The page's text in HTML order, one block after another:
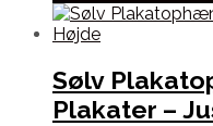
Sølv
Plakater –